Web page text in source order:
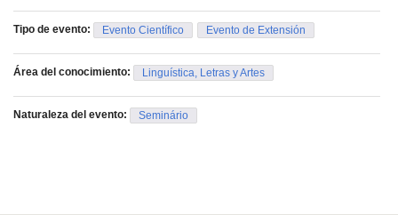
Tipo de evento: Evento Científico Evento de Extensión
Área del conocimiento: Linguística, Letras y Artes
Naturaleza del evento: Seminário